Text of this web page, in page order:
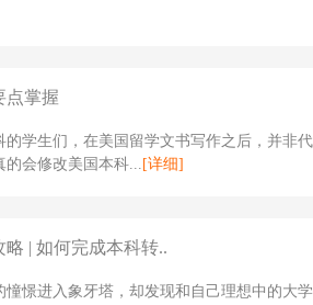
点掌握
的学生们，在美国留学文书写作之后，并非
的会修改美国本科... [详细]
| 如何完成本科转..
憧憬进入象牙塔，却发现和自己理想中的大